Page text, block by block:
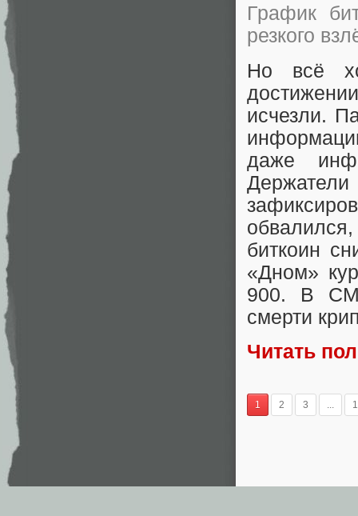
График
резкого
Но всё
исчезли.
даже
биткоин
«Дном»
900. В
смерти
Читать
1 2 3